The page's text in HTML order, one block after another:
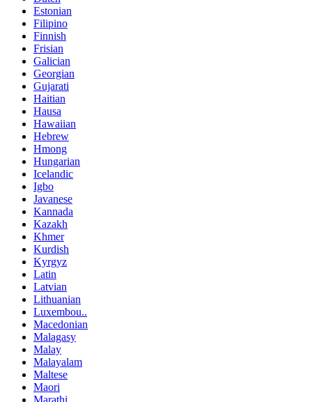
Estonian
Filipino
Finnish
Frisian
Galician
Georgian
Gujarati
Haitian
Hausa
Hawaiian
Hebrew
Hmong
Hungarian
Icelandic
Igbo
Javanese
Kannada
Kazakh
Khmer
Kurdish
Kyrgyz
Latin
Latvian
Lithuanian
Luxembou..
Macedonian
Malagasy
Malay
Malayalam
Maltese
Maori
Marathi